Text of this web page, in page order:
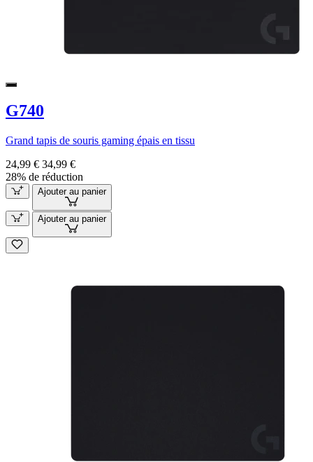
G740
Grand tapis de souris gaming épais en tissu
24,99 € 34,99 €
28% de réduction
Ajouter au panier
Ajouter au panier